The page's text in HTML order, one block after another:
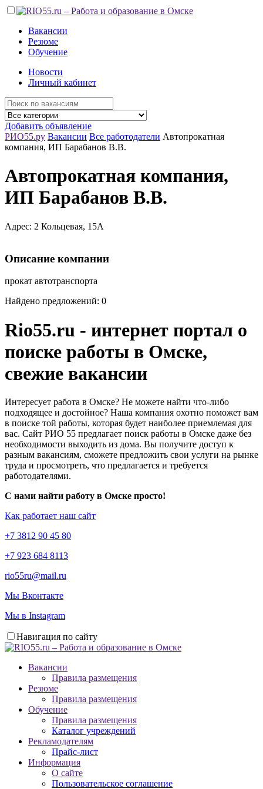
Вакансии
Резюме
Обучение
Новости
Личный кабинет
Добавить объявление
РИО55.ру Вакансии Все работодатели Автопрокатная
компания, ИП Барабанов В.В.
Автопрокатная компания,
ИП Барабанов В.В.
Адрес: 2 Кольцевая, 15А
Описание компании
прокат автотранспорта
Найдено предложений: 0
Rio55.ru - интернет портал о
поиске работы в Омске,
свежие вакансии
Интересует работа в Омске? Не можете найти что-либо
подходящее и достойное? Наша компания охотно поможет вам
в поиске той работы, которая будет наиболее приемлемая для
вас. Сайт РИО 55 предлагает поиск работы в Омске даже без
необходимости выходить из дома. Вы получите доступ к
разным вакансиям, сможете предложить свои услуги на рынке
труда и просмотреть, что предлагается и требуется
работодателями.
С нами найти работу в Омске просто!
Как работает наш сайт
+7 3812 90 45 80
+7 923 684 8113
rio55ru@mail.ru
Мы Вконтакте
Мы в Instagram
Навигация по сайту
Вакансии
Правила размещения
Резюме
Правила размещения
Обучение
Правила размещения
Каталог учреждений
Рекламодателям
Прайс-лист
Информация
О сайте
Пользовательское соглашение